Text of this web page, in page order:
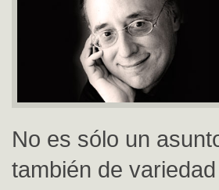
No es sólo un
también de